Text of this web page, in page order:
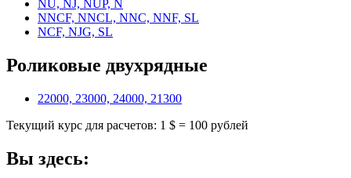
NU, NJ, NUP, N
NNCF, NNCL, NNC, NNF, SL
NCF, NJG, SL
Роликовые двухрядные
22000, 23000, 24000, 21300
Текущий курс для расчетов: 1 $ = 100 рублей
Вы здесь: